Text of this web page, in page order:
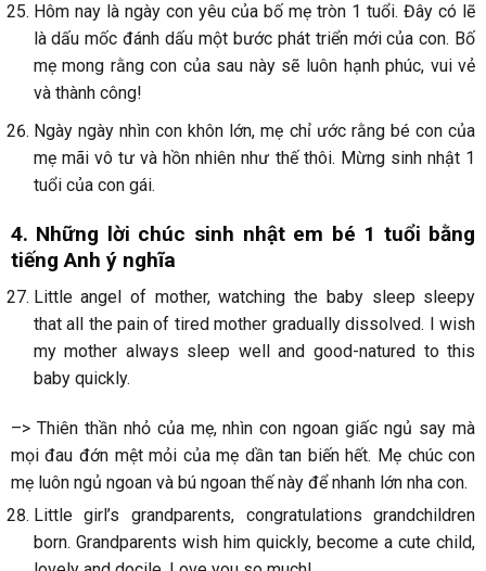
Hôm nay là ngày con yêu của bố mẹ tròn 1 tuổi. Đây có lẽ
là dấu mốc đánh dấu một bước phát triển mới của con. Bố
mẹ mong rằng con của sau này sẽ luôn hạnh phúc, vui vẻ
và thành công!
Ngày ngày nhìn con khôn lớn, mẹ chỉ ước rằng bé con của
mẹ mãi vô tư và hồn nhiên như thế thôi. Mừng sinh nhật 1
tuổi của con gái.
4. Những lời chúc sinh nhật em bé 1 tuổi bằng
tiếng Anh ý nghĩa
Little angel of mother, watching the baby sleep sleepy
that all the pain of tired mother gradually dissolved. I wish
my mother always sleep well and good-natured to this
baby quickly.
–> Thiên thần nhỏ của mẹ, nhìn con ngoan giấc ngủ say mà
mọi đau đớn mệt mỏi của mẹ dần tan biến hết. Mẹ chúc con
mẹ luôn ngủ ngoan và bú ngoan thế này để nhanh lớn nha con.
Little girl’s grandparents, congratulations grandchildren
born. Grandparents wish him quickly, become a cute child,